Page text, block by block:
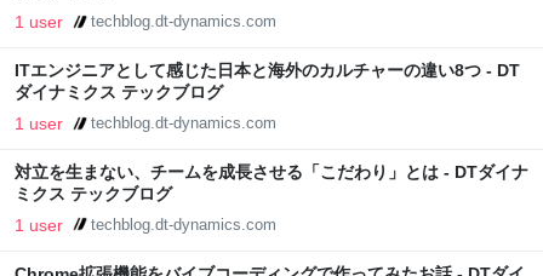
1 user techblog.dt-dynamics.com
ITエンジニアとして感じた日本と海外のカルチャーの違い8つ - DT
ダイナミクス テックブログ
1 user techblog.dt-dynamics.com
対立を生まない、チームを成長させる「こだわり」とは - DTダイナ
ミクス テックブログ
1 user techblog.dt-dynamics.com